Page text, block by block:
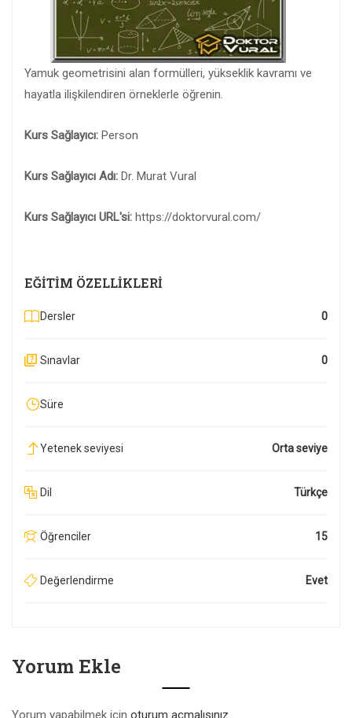
Yamuk geometrisini alan formülleri, yükseklik kavramı ve
hayatla ilişkilendiren örneklerle öğrenin.
Kurs Sağlayıcı: Person
Kurs Sağlayıcı Adı: Dr. Murat Vural
Kurs Sağlayıcı URL'si: https://doktorvural.com/
EĞITIM ÖZELLIKLERI
Dersler 0
Sınavlar 0
Süre
Yetenek seviyesi Orta seviye
Dil Türkçe
Öğrenciler 15
Değerlendirme Evet
Yorum Ekle
Yorum yapabilmek için oturum açmalısınız